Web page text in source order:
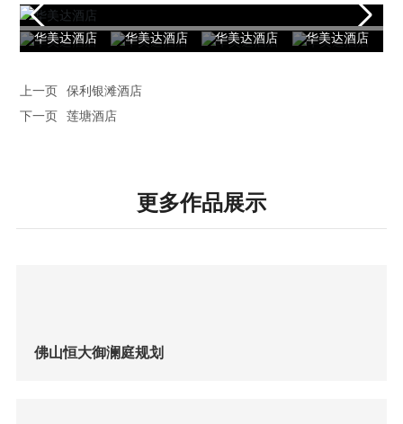
华美达酒店 华美达酒店 华美达酒店 华美达酒店
上一页
保利银滩酒店
莲塘酒店
下一页
更多作品展示
佛山恒大御澜庭规划